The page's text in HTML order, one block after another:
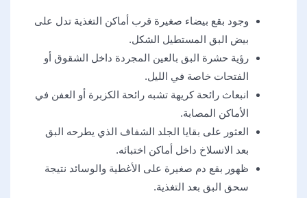
وجود بقع بيضاء صغيرة قرب أماكن التغذية تدل على
بيض البق المستطيل الشكل.
رؤية حشرة البق بالعين المجردة داخل الشقوق أو
الفتحات خاصة في الليل.
انبعاث رائحة كريهة تشبه رائحة الكزبرة أو العفن في
الأماكن المصابة.
العثور على بقايا الجلد الشفاف الذي يطرحه البق
بعد الانسلاخ داخل أماكن اختبائه.
ظهور بقع دم صغيرة على الأغطية والوسائد نتيجة
سحق البق بعد التغذية.